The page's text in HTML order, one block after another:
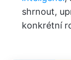
shrnout,
konkrétní